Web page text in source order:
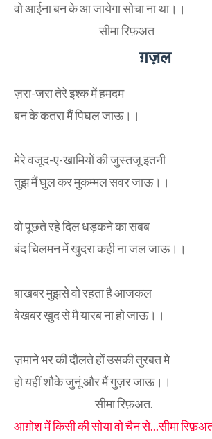
वो आईना बन के आ जायेगा सोचा ना था।।
सीमा रिफ़अत
ग़ज़ल
ज़रा-ज़रा तेरे इश्क में हमदम
बन के कतरा मैं पिघल जाऊ।।
मेरे वजूद-ए-खामियों की जुस्तजू इतनी
तुझ मैं घुल कर मुकम्मल सवर जाऊ।।
वो पूछते रहे दिल धड़कने का सबब
बंद चिलमन में खुदरा कही ना जल जाऊ।।
बाखबर मुझसे वो रहता है आजकल
बेखबर खुद से मै यारब ना हो जाऊ।।
ज़माने भर की दौलते हों उसकी तुरबत मे
हो यहीं शौके जुनूं और मैं गुज़र जाऊ।।
सीमा रिफ़अत.
आग़ोश में किसी की सोया वो चैन से...सीमा